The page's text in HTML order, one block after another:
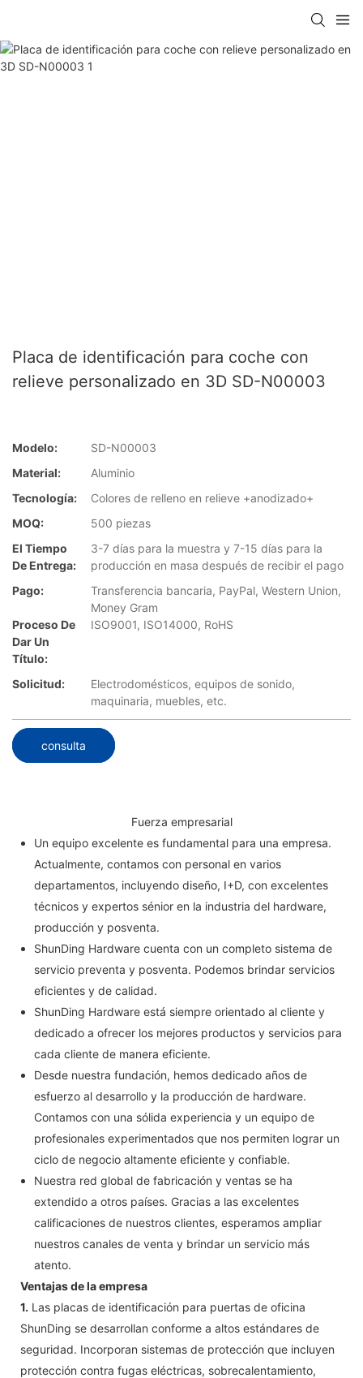
Placa de identificación para coche con
relieve personalizado en 3D SD-N00003
Modelo:
SD-N00003
Material:
Aluminio
Tecnología:
Colores de relleno en relieve +anodizado+
MOQ:
500 piezas
El Tiempo
De Entrega:
3-7 días para la muestra y 7-15 días para la
producción en masa después de recibir el pago
Pago:
Transferencia bancaria, PayPal, Western Union,
Money Gram
Proceso De
Dar Un
Título:
ISO9001, ISO14000, RoHS
Solicitud:
Electrodomésticos, equipos de sonido,
maquinaria, muebles, etc.
consulta
Fuerza empresarial
Un equipo excelente es fundamental para una empresa.
Actualmente, contamos con personal en varios
departamentos, incluyendo diseño, I+D, con excelentes
técnicos y expertos sénior en la industria del hardware,
producción y posventa.
ShunDing Hardware cuenta con un completo sistema de
servicio preventa y posventa. Podemos brindar servicios
eficientes y de calidad.
ShunDing Hardware está siempre orientado al cliente y
dedicado a ofrecer los mejores productos y servicios para
cada cliente de manera eficiente.
Desde nuestra fundación, hemos dedicado años de
esfuerzo al desarrollo y la producción de hardware.
Contamos con una sólida experiencia y un equipo de
profesionales experimentados que nos permiten lograr un
ciclo de negocio altamente eficiente y confiable.
Nuestra red global de fabricación y ventas se ha
extendido a otros países. Gracias a las excelentes
calificaciones de nuestros clientes, esperamos ampliar
nuestros canales de venta y brindar un servicio más
atento.
Ventajas de la empresa
1. Las placas de identificación para puertas de oficina
ShunDing se desarrollan conforme a altos estándares de
seguridad. Incorporan sistemas de protección que incluyen
protección contra fugas eléctricas, sobrecalentamiento,